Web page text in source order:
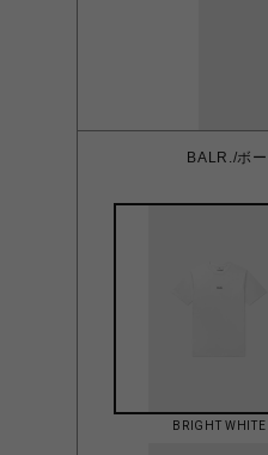
BALR./ボ
BRIGHT WHITE